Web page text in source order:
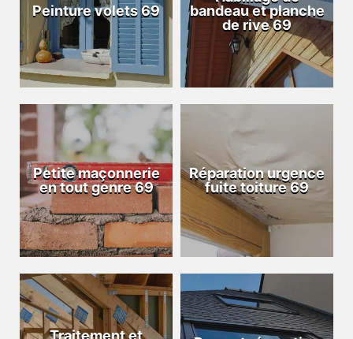
Peinture volets 69
bandeau et planche
de rive 69
Petite maçonnerie
en tout genre 69
Réparation urgence
fuite toiture 69
Traitement et